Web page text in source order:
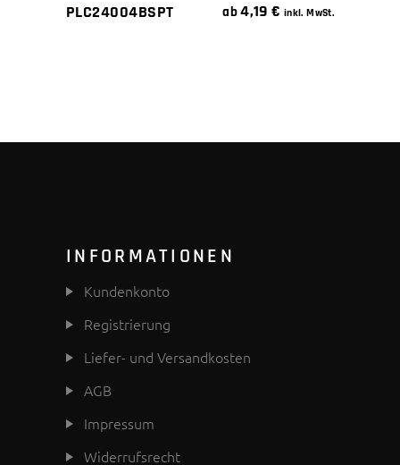
PLC24004BSPT ab4,19€ inkl. MwSt.
INFORMATIONEN
Kundenkonto
Registrierung
Liefer- und Versandkosten
AGB
Impressum
Widerrufsrecht